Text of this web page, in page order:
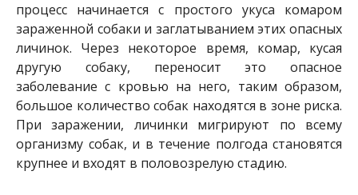
процесс начинается с простого укуса комаром
зараженной собаки и заглатыванием этих опасных
личинок. Через некоторое время, комар, кусая
другую собаку, переносит это опасное
заболевание с кровью на него, таким образом,
большое количество собак находятся в зоне риска.
При заражении, личинки мигрируют по всему
организму собак, и в течение полгода становятся
крупнее и входят в половозрелую стадию.